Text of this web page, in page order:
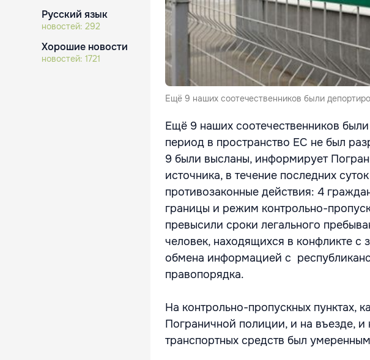
Русский язык
новостей: 292
Хорошие новости
новостей: 1721
Ещё 9 наших соотечественников были
Ещё 9 наших соотечественников
период в пространство ЕС не был
9 были высланы, информирует
источника, в течение последних
противозаконные действия: 4
границы и режим контрольно-
превысили сроки легального
человек, находящихся в конфликте
обмена информацией с
правопорядка.
На контрольно-пропускных пунктах,
Пограничной полиции, и на въезде, и
транспортных средств был